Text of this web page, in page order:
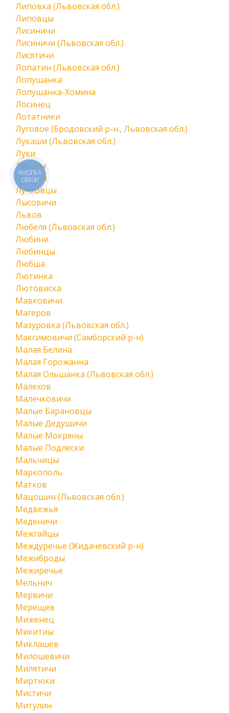
Липовка (Львовская обл.)
Липовцы
Лисиничи
Лисиничи (Львовская обл.)
Лисятичи
Лопатин (Львовская обл.)
Лопушанка
Лопушанка-Хомина
Лосинец
Лотатники
Луговое (Бродовский р-н., Львовская обл.)
Лукаши (Львовская обл.)
Луки
Лучаны
Лучицы
Лучковцы
Лысовичи
Львов
Любеля (Львовская обл.)
Любини
Любинцы
Любша
Лютинка
Лютовиска
Мавковичи
Магеров
Мазуровка (Львовская обл.)
Максимовичи (Самборский р-н)
Малая Белина
Малая Горожанна
Малая Ольшанка (Львовская обл.)
Малехов
Малечковичи
Малые Барановцы
Малые Дедушичи
Малые Мокряны
Малые Подлески
Мальчицы
Маркополь
Матков
Мацошин (Львовская обл.)
Медвежья
Меденичи
Межгайцы
Междуречье (Жидачевский р-н)
Межиброды
Межиречье
Мельнич
Мервичи
Мерещев
Миженец
Микитиы
Миклашев
Милошевичи
Милятичи
Миртюки
Мистичи
Митулин
КНОПКА
СВЯЗИ